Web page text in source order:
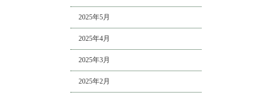
2025年5月
2025年4月
2025年3月
2025年2月